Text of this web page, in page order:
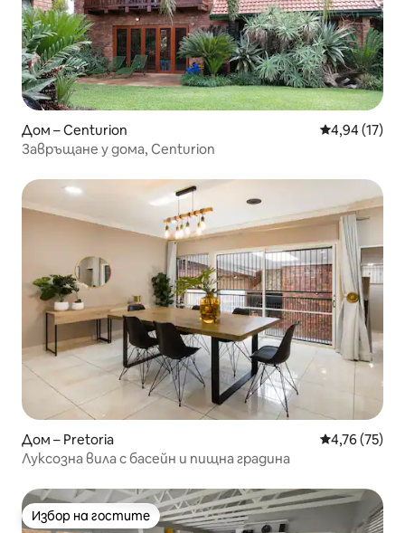
Дом – Centurion Средна
4,94 (17)
Завръщане у дома, Centurion
Дом – Pretoria Средна
4,76 (75)
Луксозна вила с басейн и пищна градина
Избор на гостите
Избор на гостите